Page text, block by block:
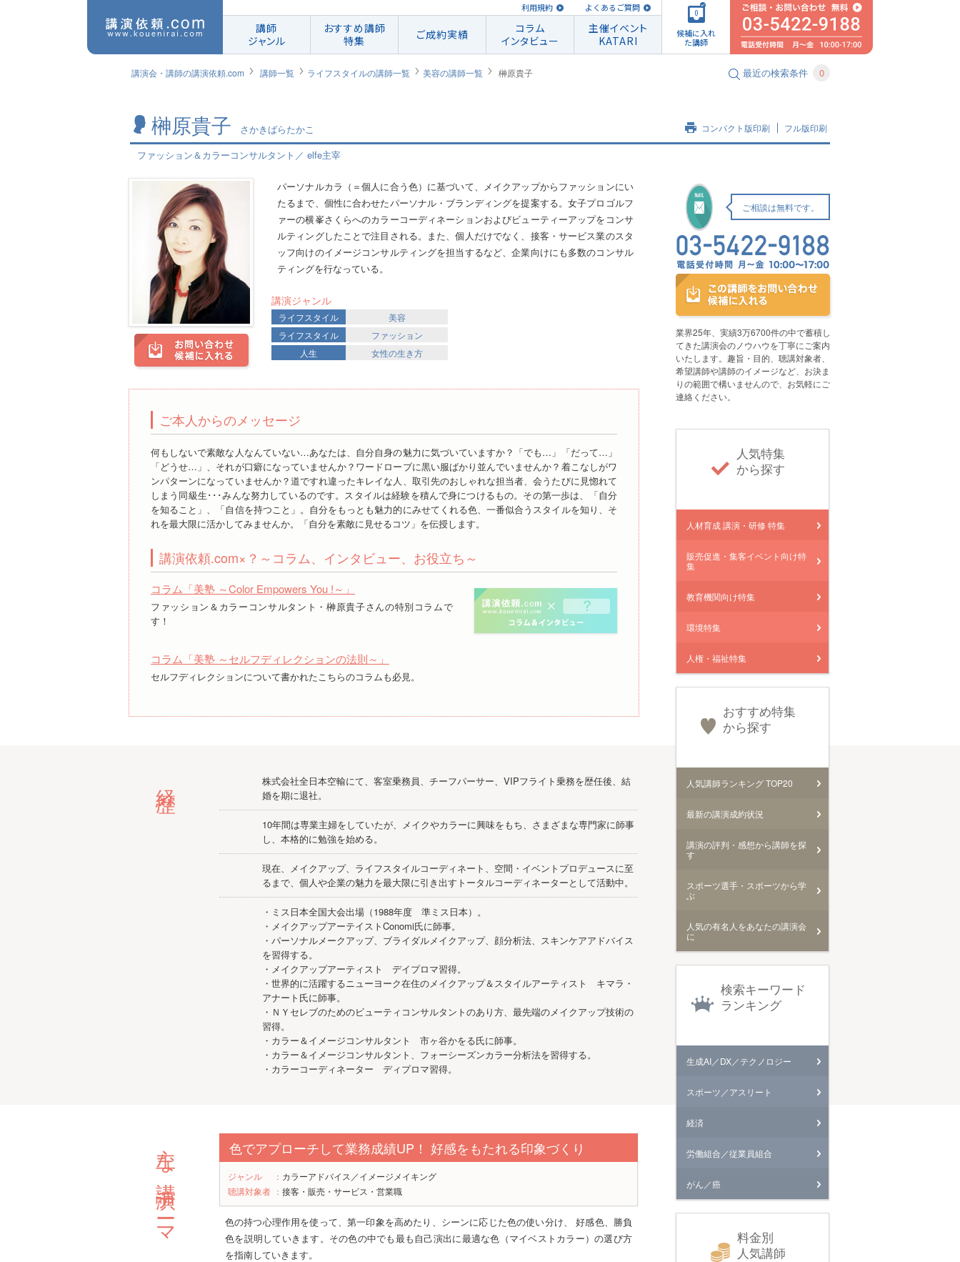
利用規約 よくあるご質問
講師
ジャンル
おすすめ講師
特集
ご成約実績
コラム
インタビュー
主催イベント
KATARI
0
候補に入れ
た講師
講演会・講師の講演依頼.com 講師一覧 ライフスタイルの講師一覧 美容の講師一覧 榊原貴子 最近の検索条件 0
榊原貴子 さかきばらたかこ コンパクト版印刷 フル版印刷
ファッション＆カラーコンサルタント／ elfe主宰
パーソナルカラ（＝個人に合う色）に基づいて、メイクアップからファッションにい
たるまで、個性に合わせたパーソナル・ブランディングを提案する。女子プロゴルフ
ァーの横峯さくらへのカラーコーディネーションおよびビューティーアップをコンサ
ルティングしたことで注目される。また、個人だけでなく、接客・サービス業のスタ
ッフ向けのイメージコンサルティングを担当するなど、企業向けにも多数のコンサル
ティングを行なっている。
講演ジャンル
ライフスタイル
美容
ライフスタイル
ファッション
人生
女性の生き方
ご本人からのメッセージ
何もしないで素敵な人なんていない…あなたは、自分自身の魅力に気づいていますか？「でも…」「だって…」
「どうせ…」、それが口癖になっていませんか？ワードローブに黒い服ばかり並んでいませんか？着こなしがワ
ンパターンになっていませんか？道ですれ違ったキレイな人、取引先のおしゃれな担当者、会うたびに見惚れて
しまう同級生･･･みんな努力しているのです。スタイルは経験を積んで身につけるもの。その第一歩は、「自分
を知ること」、「自信を持つこと」。自分をもっとも魅力的にみせてくれる色、一番似合うスタイルを知り、そ
れを最大限に活かしてみませんか。「自分を素敵に見せるコツ」を伝授します。
講演依頼.com×？～コラム、インタビュー、お役立ち～
コラム「美塾 ～Color Empowers You !～」
ファッション＆カラーコンサルタント・榊原貴子さんの特別コラムで
す！
コラム「美塾 ～セルフディレクションの法則～」
セルフディレクションについて書かれたこちらのコラムも必見。
ご相談は無料です。
業界25年、実績3万6700件の中で蓄積し
てきた講演会のノウハウを丁寧にご案内
いたします。趣旨・目的、聴講対象者、
希望講師や講師のイメージなど、お決ま
りの範囲で構いませんので、お気軽にご
連絡ください。
人気特集
から探す
人材育成 講演・研修 特集
販売促進・集客イベント向け特
集
教育機関向け特集
環境特集
人権・福祉特集
おすすめ特集
から探す
人気講師ランキング TOP20
最新の講演成約状況
講演の評判・感想から講師を探
す
スポーツ選手・スポーツから学
ぶ
人気の有名人をあなたの講演会
に
検索キーワード
ランキング
生成AI／DX／テクノロジー
スポーツ／アスリート
経済
労働組合／従業員組合
がん／癌
料金別
人気講師
株式会社全日本空輸にて、客室乗務員、チーフパーサー、VIPフライト乗務を歴任後、結
婚を期に退社。
10年間は専業主婦をしていたが、メイクやカラーに興味をもち、さまざまな専門家に師事
し、本格的に勉強を始める。
現在、メイクアップ、ライフスタイルコーディネート、空間・イベントプロデュースに至
るまで、個人や企業の魅力を最大限に引き出すトータルコーディネーターとして活動中。
・ミス日本全国大会出場（1988年度 準ミス日本）。
・メイクアップアーテイストConomi氏に師事。
・パーソナルメークアップ、ブライダルメイクアップ、顔分析法、スキンケアアドバイス
を習得する。
・メイクアップアーティスト デイプロマ習得。
・世界的に活躍するニューヨーク在住のメイクアップ＆スタイルアーティスト キマラ・
アナート氏に師事。
・ＮＹセレブのためのビューティコンサルタントのあり方、最先端のメイクアップ技術の
習得。
・カラー＆イメージコンサルタント 市ヶ谷かをる氏に師事。
・カラー＆イメージコンサルタント、フォーシーズンカラー分析法を習得する。
・カラーコーディネーター ディプロマ習得。
主な講演テーマ 色でアプローチして業務成績UP！ 好感をもたれる印象づくり
ジャンル ： カラーアドバイス／イメージメイキング
聴講対象者 ： 接客・販売・サービス・営業職
色の持つ心理作用を使って、第一印象を高めたり、シーンに応じた色の使い分け、 好感色、勝負
色を説明していきます。その色の中でも最も自己演出に最適な色（マイベストカラー）の選び方
を指南していきます。